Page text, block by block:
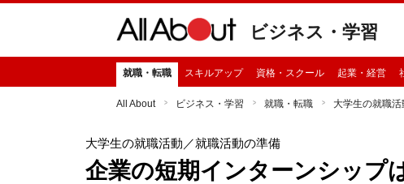
ビジネス・学習
就職・転職 スキルアップ 資格・スクール 起業・経営
All About ビジネス・学習 就職・転職 大学生の就職活
大学生の就職活動 ／就職活動の準備
企業の短期インターンシップ